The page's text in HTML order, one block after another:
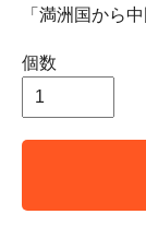
「満洲国から
個数